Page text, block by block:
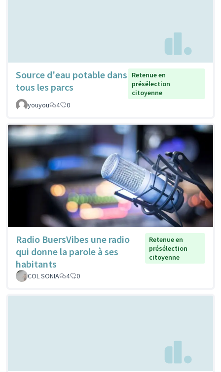
Source d'eau potable dans
tous les parcs
Retenue en
présélection
citoyenne
youyou
4 0
Radio BuersVibes une radio
qui donne la parole à ses
habitants
Retenue en
présélection
citoyenne
COL SONIA 4 0